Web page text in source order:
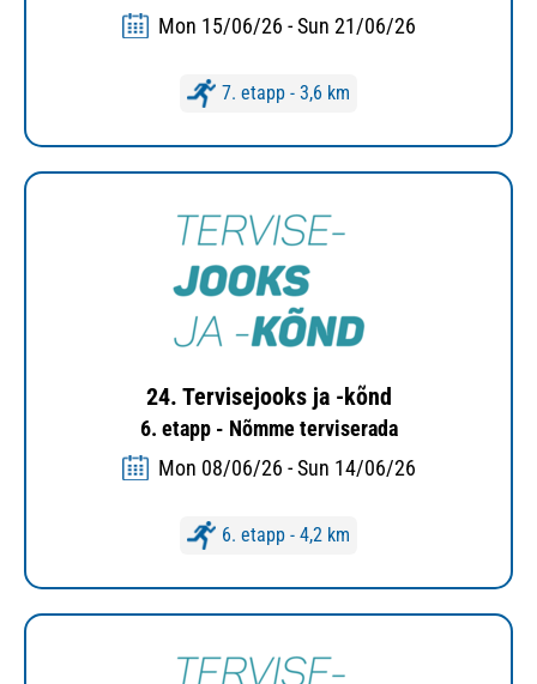
Mon 15/06/26 - Sun 21/06/26
7. etapp - 3,6 km
24. Tervisejooks ja -kõnd
6. etapp - Nõmme terviserada
Mon 08/06/26 - Sun 14/06/26
6. etapp - 4,2 km